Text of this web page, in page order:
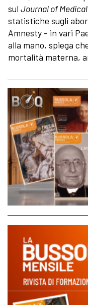
sul Journal of
statistiche sugli
Amnesty - in vari
alla mano, spiega
mortalità materna,